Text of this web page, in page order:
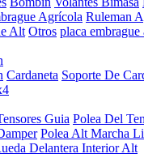
Agrícola Ruleman
Alt Otros placa embrague
Cardaneta Soporte De
Guia Polea Del
Polea Alt Marcha
Delantera Interior Alt